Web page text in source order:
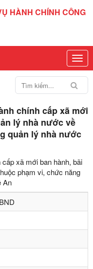
HÀNH CHÍNH CÔNG
chính cấp xã mới
lý nhà nước về
quản lý nhà nước
xã mới ban hành, bãi
phạm vi, chức năng
An